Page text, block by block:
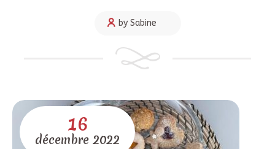
by Sabine
16
décembre 2022